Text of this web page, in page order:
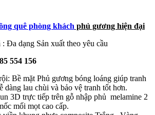
quê phòng khách phủ gương hiện đại
Đa dạng Sản xuất theo yêu cầu
554 156
Bề mặt Phủ gương bóng loáng giúp tranh
dàng lau chùi và bảo vệ tranh tốt hơn.
3D trực tiếp trên gỗ nhập phủ melamine 2
mối mọt cao cấp.